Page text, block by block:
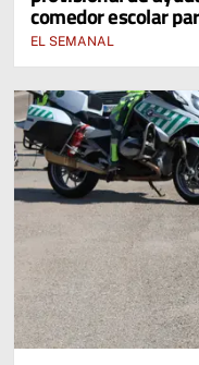
comedor escolar
EL SEMANAL